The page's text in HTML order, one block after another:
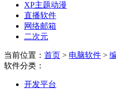
XP主题动漫
直播软件
网络邮箱
二次元
当前位置： 首页 > 电脑软件 >
软件分类：
开发平台